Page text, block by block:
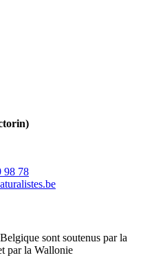
23+
sont soutenus par la
par la Wallonie